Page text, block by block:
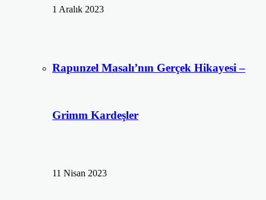
1 Aralık 2023
Rapunzel Masalı’nın Gerçek Hikayesi –
Grimm Kardeşler
11 Nisan 2023